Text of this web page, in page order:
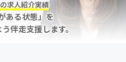
求人紹介実績
ある状態」を
伴走支援します。